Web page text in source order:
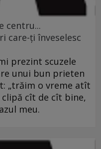
centru...
care-ţi înveselesc
prezint scuzele
unui bun prieten
„trăim o vreme atît
cît de cît bine,
meu.